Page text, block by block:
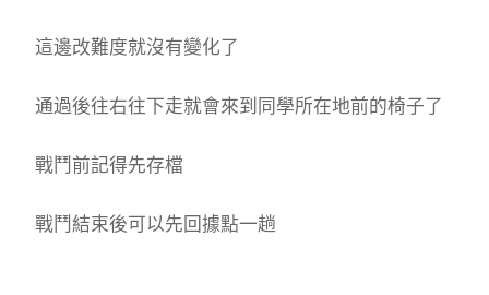
這邊改難度就沒有變化了
通過後往右往下走就會來到同學所在地前的椅子了
戰鬥前記得先存檔
戰鬥結束後可以先回據點一趟